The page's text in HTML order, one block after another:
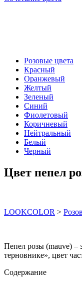
Розовые цвета
Красный
Оранжевый
Желтый
Зеленый
Синий
Фиолетовый
Коричневый
Нейтральный
Белый
Черный
Цвет пепел
LOOKCOLOR >
Пепел розы (mauve) –
терновнике», цвет
Содержание